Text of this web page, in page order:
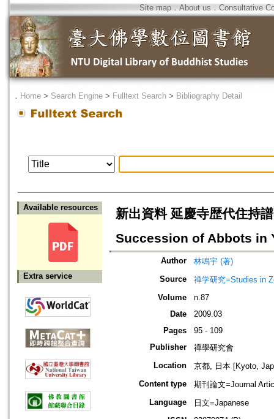
Site map．About us ． Consultative
． Home > Search Engine > Fulltext Search > Bibliography Detail
Available resources
Extra service
新出資料 延慶寺歴代住持
Succession of Abbots in
Author
林鳴宇 (著)
Source
禅学研究=Studies in
Volume
n.87
Date
2009.03
Pages
95 - 109
Publisher
禪學研究會
Location
京都, 日本 [Kyoto,
Content type
期刊論文=Journal
Language
日文=Japanese